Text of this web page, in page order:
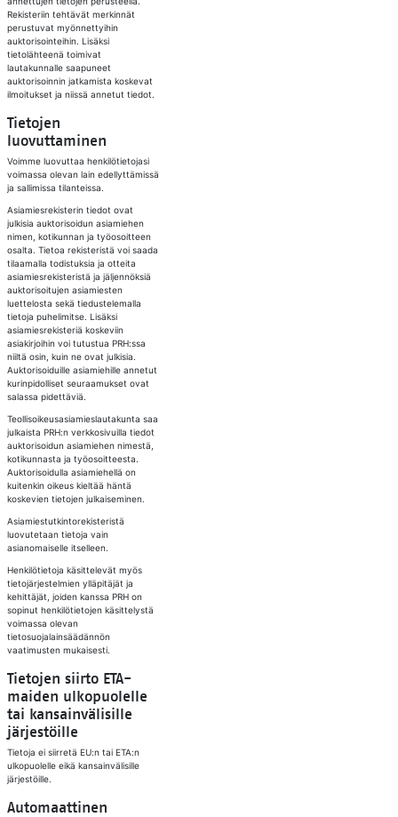
Rekisteriin tehtävät merkinnät
perustuvat myönnettyihin
auktorisointeihin. Lisäksi
tietolähteenä toimivat
lautakunnalle saapuneet
auktorisoinnin jatkamista koskevat
ilmoitukset ja niissä annetut tiedot.
Tietojen
luovuttaminen​
Voimme luovuttaa henkilötietojasi
voimassa olevan lain edellyttämissä
ja sallimissa tilanteissa.
Asiamiesrekisterin tiedot ovat
julkisia auktorisoidun asiamiehen
nimen, kotikunnan ja työosoitteen
osalta. Tietoa rekisteristä voi saada
tilaamalla todistuksia ja otteita
asiamiesrekisteristä ja jäljennöksiä
auktorisoitujen asiamiesten
luettelosta sekä tiedustelemalla
tietoja puhelimitse. Lisäksi
asiamiesrekisteriä koskeviin
asiakirjoihin voi tutustua PRH:ssa
niiltä osin, kuin ne ovat julkisia.
Auktorisoiduille asiamiehille annetut
kurinpidolliset seuraamukset ovat
salassa pidettäviä.
Teollisoikeusasiamieslautakunta saa
julkaista PRH:n verkkosivuilla tiedot
auktorisoidun asiamiehen nimestä,
kotikunnasta ja työosoitteesta.
Auktorisoidulla asiamiehellä on
kuitenkin oikeus kieltää häntä
koskevien tietojen julkaiseminen.
Asiamiestutkintorekisteristä
luovutetaan tietoja vain
asianomaiselle itselleen.
Henkilötietoja käsittelevät myös
tietojärjestelmien ylläpitäjät ja
kehittäjät, joiden kanssa PRH on
sopinut henkilötietojen käsittelystä
voimassa olevan
tietosuojalainsäädännön
vaatimusten mukaisesti.
Tietojen siirto ETA-
maiden ulkopuolelle
tai kansainvälisille
järjestöille​
Tietoja ei siirretä EU:n tai ETA:n
ulkopuolelle eikä kansainvälisille
järjestöille.
Automaattinen